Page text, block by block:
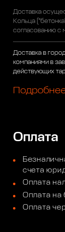
Доставка
Кольца
согласованию с
Доставка в
компаниями в
действующих
Оплата
счета
Оплата
Оплата на
Оплата